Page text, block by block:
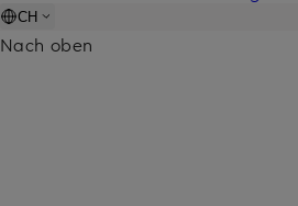
CH
Nach oben